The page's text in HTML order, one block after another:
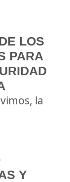
LOS
PARA
la
Y